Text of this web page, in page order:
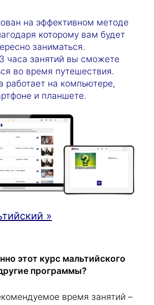
на эффективном методе
которому вам будет
заниматься.
часа занятий вы сможете
во время путешествия.
работает на компьютере,
и планшете.
»
этот курс мальтийского
программы?
время занятий –